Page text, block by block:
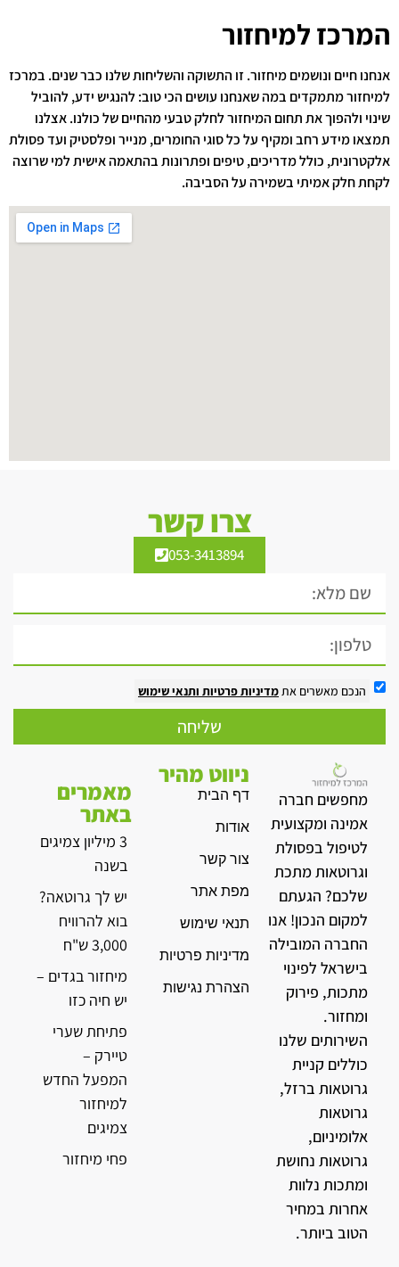
המרכז למיחזור
אנחנו חיים ונושמים מיחזור. זו התשוקה והשליחות שלנו כבר שנים. במרכז
למיחזור מתמקדים במה שאנחנו עושים הכי טוב: להנגיש ידע, להוביל
שינוי ולהפוך את תחום המיחזור לחלק טבעי מהחיים של כולנו. אצלנו
תמצאו מידע רחב ומקיף על כל סוגי החומרים, מנייר ופלסטיק ועד פסולת
אלקטרונית, כולל מדריכים, טיפים ופתרונות בהתאמה אישית למי שרוצה
לקחת חלק אמיתי בשמירה על הסביבה.
צרו קשר
053-3413894
הנכם מאשרים אתמדיניות פרטיות ותנאי שימוש
שליחה
מחפשים חברה
אמינה ומקצועית
לטיפול בפסולת
וגרוטאות מתכת
שלכם? הגעתם
למקום הנכון! אנו
החברה המובילה
בישראל לפינוי
מתכות, פירוק
ומחזור.
השירותים שלנו
כוללים קניית
גרוטאות ברזל,
גרוטאות
אלומיניום,
גרוטאות נחושת
ומתכות נלוות
אחרות במחיר
הטוב ביותר.
ניווט מהיר
דף הבית
אודות
צור קשר
מפת אתר
תנאי שימוש
מדיניות פרטיות
הצהרת נגישות
מאמרים
באתר
3 מיליון צמיגים
בשנה
יש לך גרוטאה?
בוא להרוויח
3,000 ש"ח
מיחזור בגדים –
יש חיה כזו
פתיחת שערי
טיירק –
המפעל החדש
למיחזור
צמיגים
פחי מיחזור